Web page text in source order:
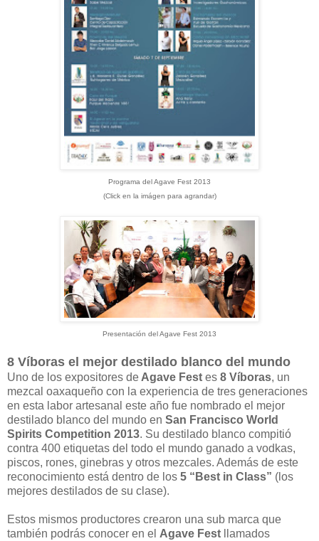
Programa del Agave Fest 2013
(Click en la imágen para agrandar)
Presentación del Agave Fest 2013
8 Víboras el mejor destilado blanco del mundo
Uno de los expositores deAgave Fest es 8 Víboras, un
mezcal oaxaqueño con la experiencia de tres generaciones
en esta labor artesanal este año fue nombrado el mejor
destilado blanco del mundo en San Francisco World
Spirits Competition 2013. Su destilado blanco compitió
contra 400 etiquetas del todo el mundo ganado a vodkas,
piscos, rones, ginebras y otros mezcales. Además de este
reconocimiento está dentro de los 5 “Best in Class” (los
mejores destilados de su clase).
Estos mismos productores crearon una sub marca que
también podrás conocer en el Agave Fest llamados